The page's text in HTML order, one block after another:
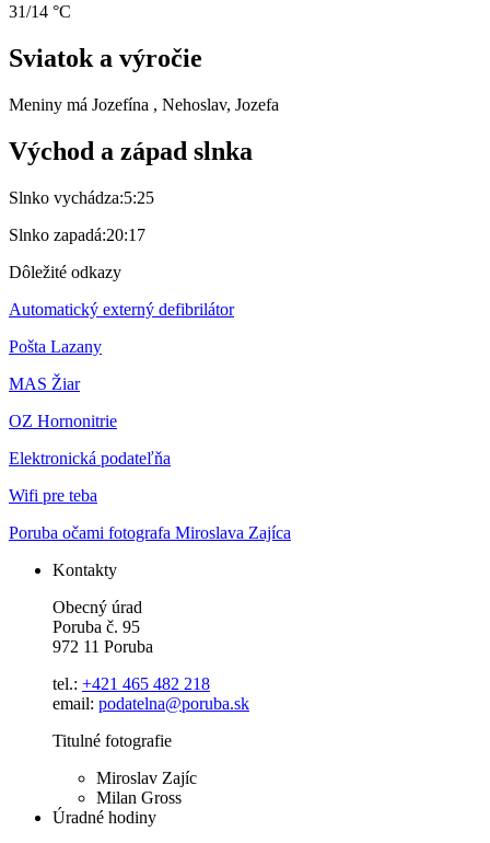
31/14 °C
Sviatok a výročie
Meniny má Jozefína , Nehoslav, Jozefa
Východ a západ slnka
Slnko vychádza:5:25
Slnko zapadá:20:17
Dôležité odkazy
Automatický externý defibrilátor
Pošta Lazany
MAS Žiar
OZ Hornonitrie
Elektronická podateľňa
Wifi pre teba
Poruba očami fotografa Miroslava Zajíca
Kontakty
Obecný úrad
Poruba č. 95
972 11 Poruba
tel.: +421 465 482 218
email: podatelna@poruba.sk
Titulné fotografie
Miroslav Zajíc
Milan Gross
Úradné hodiny